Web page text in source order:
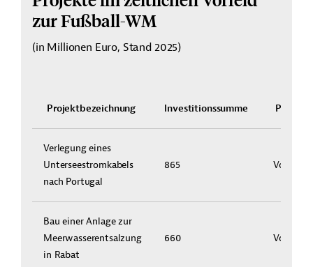
zur Fußball-WM
(in Millionen Euro, Stand 2025)
Projektbezeichnung Investitionssumme
Verlegung eines
Unterseestromkabels
nach Portugal
865
Bau einer Anlage zur
Meerwasserentsalzung
in Rabat
660